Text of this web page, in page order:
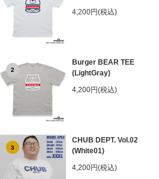
4,200円(税込)
2
Burger BEAR TEE
(LightGray)
4,200円(税込)
3
CHUB DEPT. Vol.02
(White01)
4,200円(税込)